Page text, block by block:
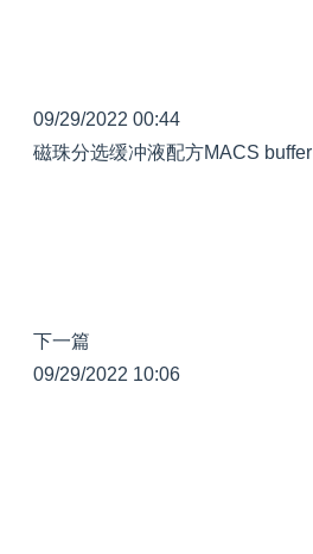
09/29/2022 00:44
磁珠分选缓冲液配方MACS buffer
下一篇
09/29/2022 10:06